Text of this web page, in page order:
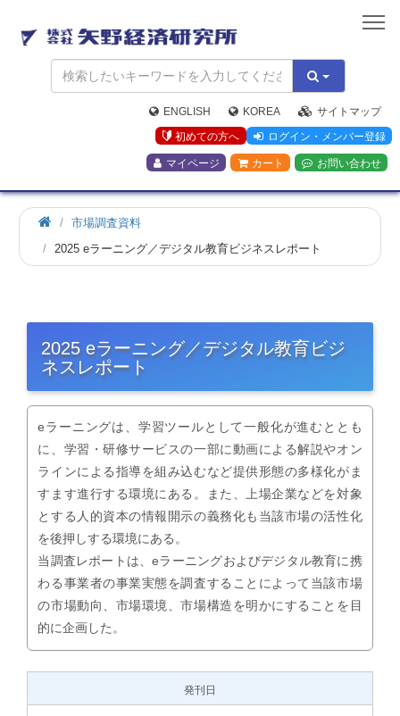
矢
野
経
済
研
究
所
ENGLISH KOREA
サイトマップ
初めての方へ
ログイン・メンバー登録
マイページ カート お問い合わせ
市場調査資料
2025 eラーニング／デジタル教育ビジネスレポート
2025 eラーニング／デジタル教育ビジ
ネスレポート
eラーニングは、学習ツールとして一般化が進むととも
に、学習・研修サービスの一部に動画による解説やオン
ラインによる指導を組み込むなど提供形態の多様化がま
すます進行する環境にある。また、上場企業などを対象
とする人的資本の情報開示の義務化も当該市場の活性化
を後押しする環境にある。
当調査レポートは、eラーニングおよびデジタル教育に携
わる事業者の事業実態を調査することによって当該市場
の市場動向、市場環境、市場構造を明かにすることを目
的に企画した。
発刊日